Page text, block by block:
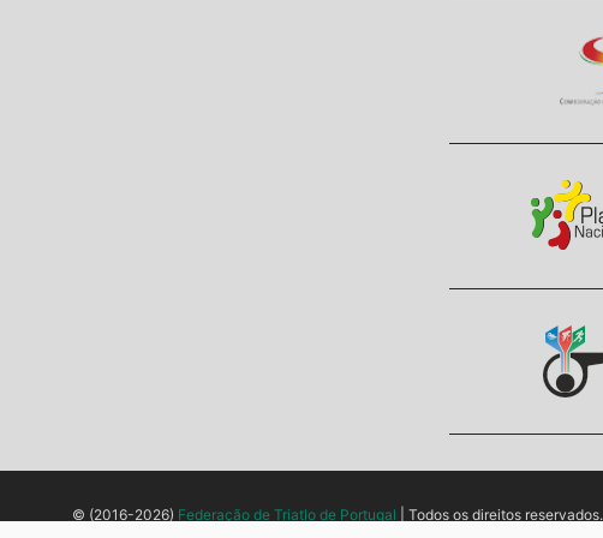
© (2016-2026) Federação de Triatlo de Portugal | Todos os direitos reservados.